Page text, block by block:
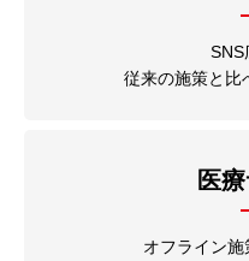
SNS
従来の施策と比
医
オフライン